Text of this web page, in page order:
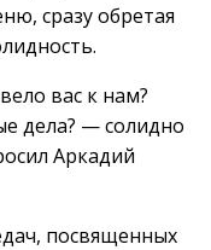
сразу обретая
вас к нам?
дела? — солидно
Аркадий
посвященных